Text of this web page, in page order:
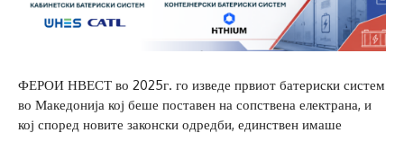
ФЕРОИ НВЕСТ во 2025г. го изведе првиот батериски систем
во Македонија кој беше поставен на сопствена електрана, и
кој според новите законски одредби, единствен имаше